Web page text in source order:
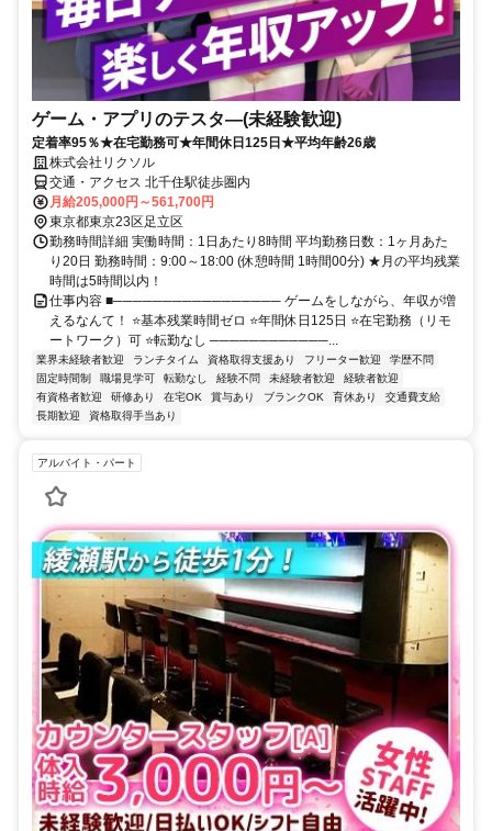
ゲーム・アプリのテスタ―(未経験歓迎)
定着率95％★在宅勤務可★年間休日125日★平均年齢26歳
株式会社リクソル
交通・アクセス 北千住駅徒歩圏内
月給205,000円～561,700円
東京都東京23区足立区
勤務時間詳細 実働時間：1日あたり8時間 平均勤務日数：1ヶ月あた
り20日 勤務時間：9:00～18:00 (休憩時間 1時間00分) ★月の平均残業
時間は5時間以内！
仕事内容 ■───────────────── ゲームをしながら、年収が増
えるなんて！ ⭐基本残業時間ゼロ ⭐年間休日125日 ⭐在宅勤務（リモ
ートワーク）可 ⭐転勤なし ────────────...
業界未経験者歓迎 ランチタイム 資格取得支援あり フリーター歓迎
学歴不問
固定時間制
職場見学可 転勤なし 経験不問 未経験者歓迎
経験者歓迎
有資格者歓迎
研修あり 在宅OK 賞与あり ブランクOK 育休あり
交通費支給
長期歓迎
資格取得手当あり
アルバイト・パート